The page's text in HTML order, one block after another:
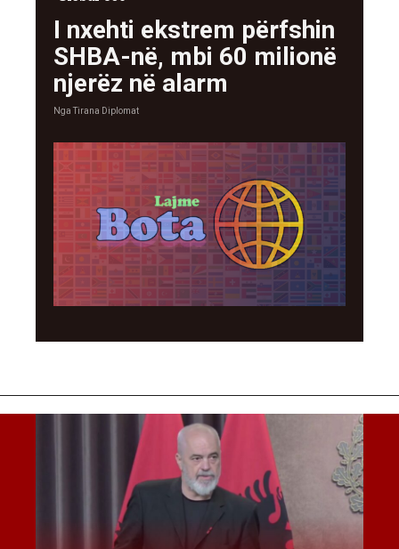
I nxehti ekstrem përfshin
SHBA-në, mbi 60 milionë
njerëz në alarm
Nga Tirana Diplomat